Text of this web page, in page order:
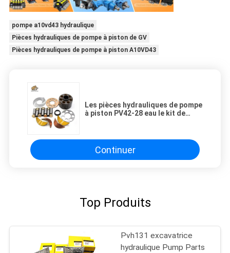
pompe a10vd43 hydraulique
Pièces hydrauliques de pompe à piston de GV
Pièces hydrauliques de pompe à piston A10VD43
Les pièces hydrauliques de pompe
à piston PV42-28 eau le kit de
Continuer
Top Produits
Pvh131 excavatrice
hydraulique Pump Parts